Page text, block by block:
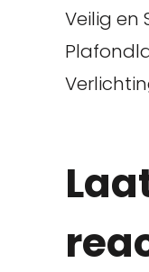
Veilig en